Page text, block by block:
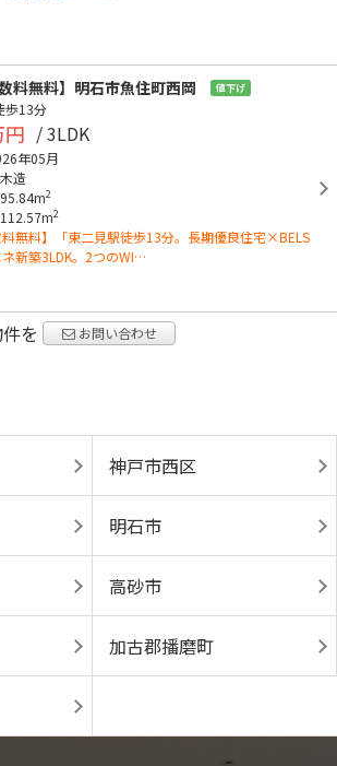
数料無料】明石市魚住町西岡 値下げ
歩13分
/ 3LDK
年05月
木造
95.84m2
112.57m2
料無料】「東二見駅徒歩13分。長期優良住宅×BELS
新築3LDK。2つのWI…
を お問い合わせ
神戸市西区
明石市
高砂市
加古郡播磨町